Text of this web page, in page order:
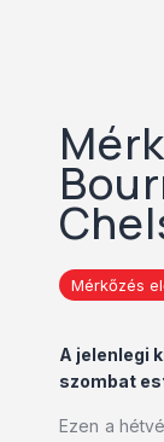
Mérkőzés
A jelenlegi
szombat
Ezen a